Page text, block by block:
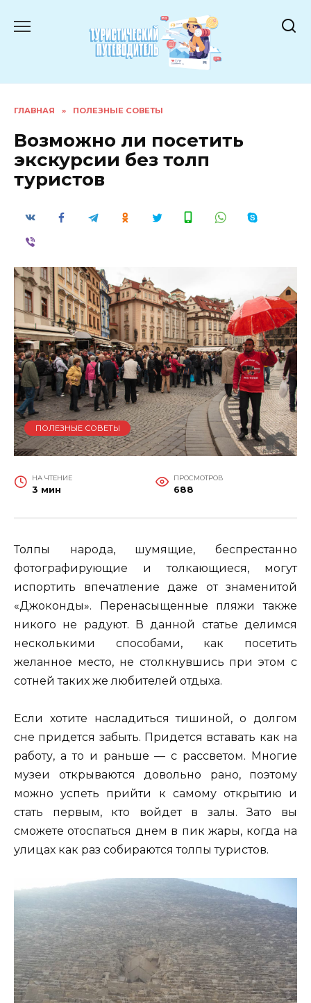
ГЛАВНАЯ » ПОЛЕЗНЫЕ СОВЕТЫ
Возможно ли посетить
экскурсии без толп
туристов
ПОЛЕЗНЫЕ СОВЕТЫ
НА ЧТЕНИЕ
3 мин
ПРОСМОТРОВ
688
Толпы народа, шумящие, беспрестанно
фотографирующие и толкающиеся, могут
испортить впечатление даже от знаменитой
«Джоконды». Перенасыщенные пляжи также
никого не радуют. В данной статье делимся
несколькими способами, как посетить
желанное место, не столкнувшись при этом с
сотней таких же любителей отдыха.
Если хотите насладиться тишиной, о долгом
сне придется забыть. Придется вставать как на
работу, а то и раньше — с рассветом. Многие
музеи открываются довольно рано, поэтому
можно успеть прийти к самому открытию и
стать первым, кто войдет в залы. Зато вы
сможете отоспаться днем в пик жары, когда на
улицах как раз собираются толпы туристов.